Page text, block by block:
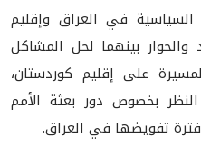
السياسية في العراق وإقليم
والحوار بينهما لحل المشاكل
على إقليم كوردستان،
النظر بخصوص دور بعثة الأمم
تفويضها في العراق.